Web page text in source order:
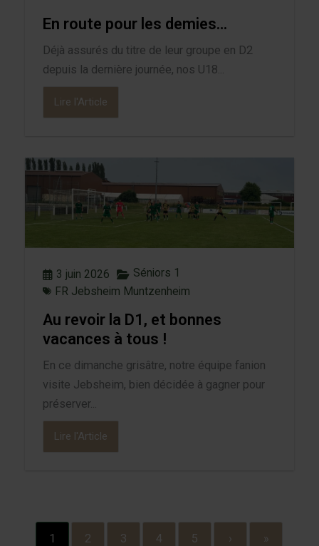
En route pour les demies…
Déjà assurés du titre de leur groupe en D2
depuis la dernière journée, nos U18...
Lire l'Article
3 juin 2026
Séniors 1
FR Jebsheim Muntzenheim
Au revoir la D1, et bonnes
vacances à tous !
En ce dimanche grisâtre, notre équipe fanion
visite Jebsheim, bien décidée à gagner pour
préserver...
Lire l'Article
1 2 3 4 5 › »